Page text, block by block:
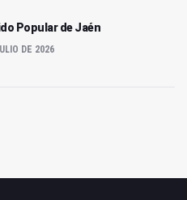
Popular de Jaén
DE 2026